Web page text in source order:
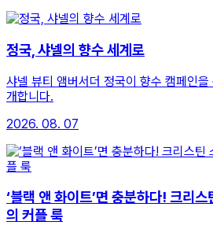
정국, 샤넬의 향수 세계로
샤넬 뷰티 앰버서더 정국이 향수 캠페인
개합니다.
2026. 08. 07
‘블랙 앤 화이트’면 충분하다! 크리
의 커플 룩